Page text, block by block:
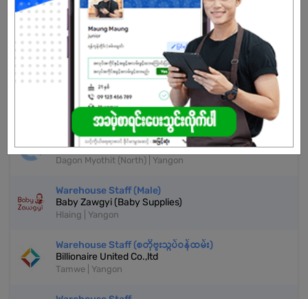
ဂိုဒေါင်လက်ထောက်
NTR Myanmar Co.,Ltd.
Dagon Myothit (North) | Yangon
စတိုစာရင်းကိုင် ( Stock Controller/Store Keeper)
New A1 Family Co.,Ltd
Dagon Myothit (North) | Yangon
Operation staff (Male)
Colors of Future Co.,Ltd
Dagon Myothit (North) | Yangon
Warehouse Staff (Male)
Baby Zawgyi (Baby Supplies)
Hlaing | Yangon
Warehouse Staff (စတိုဗူးသွပ်ဝန်ထမ်း)
Billionaire United Co.,ltd
Tamwe | Yangon